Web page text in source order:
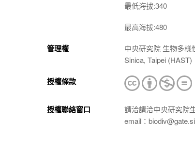
最低海拔:340
最高海拔:480
管理權
中央研究院 生物多樣
Sinica, Taipei (HAST)
授權條款
授權聯絡窗口
請洽請洽中央研究院
email：